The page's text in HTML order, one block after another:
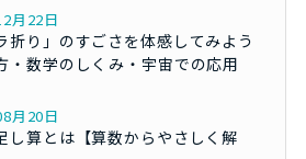
月22日
折り」のすごさを体感してみよう
・数学のしくみ・宇宙での応用
月20日
し算とは【算数からやさしく解